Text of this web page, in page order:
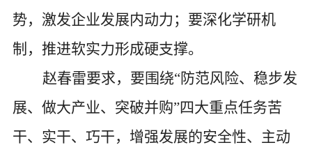
势，激发企业发展内动力；要深化学研机
制，推进软实力形成硬支撑。
赵春雷要求，要围绕“防范风险、稳步发
展、做大产业、突破并购”四大重点任务苦
干、实干、巧干，增强发展的安全性、主动